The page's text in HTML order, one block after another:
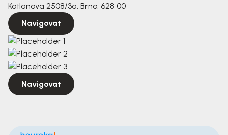
Kotlanova 2508/3a, Brno, 628 00
Navigovat
Navigovat